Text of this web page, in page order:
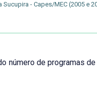
- Capes/MEC (2005 e
número de programas